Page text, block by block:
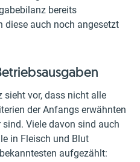
bereits
diese auch noch angesetzt
sieht vor, dass nicht alle
der Anfangs erwähnten
Viele davon sind auch
in Fleisch und Blut
aufgezählt: